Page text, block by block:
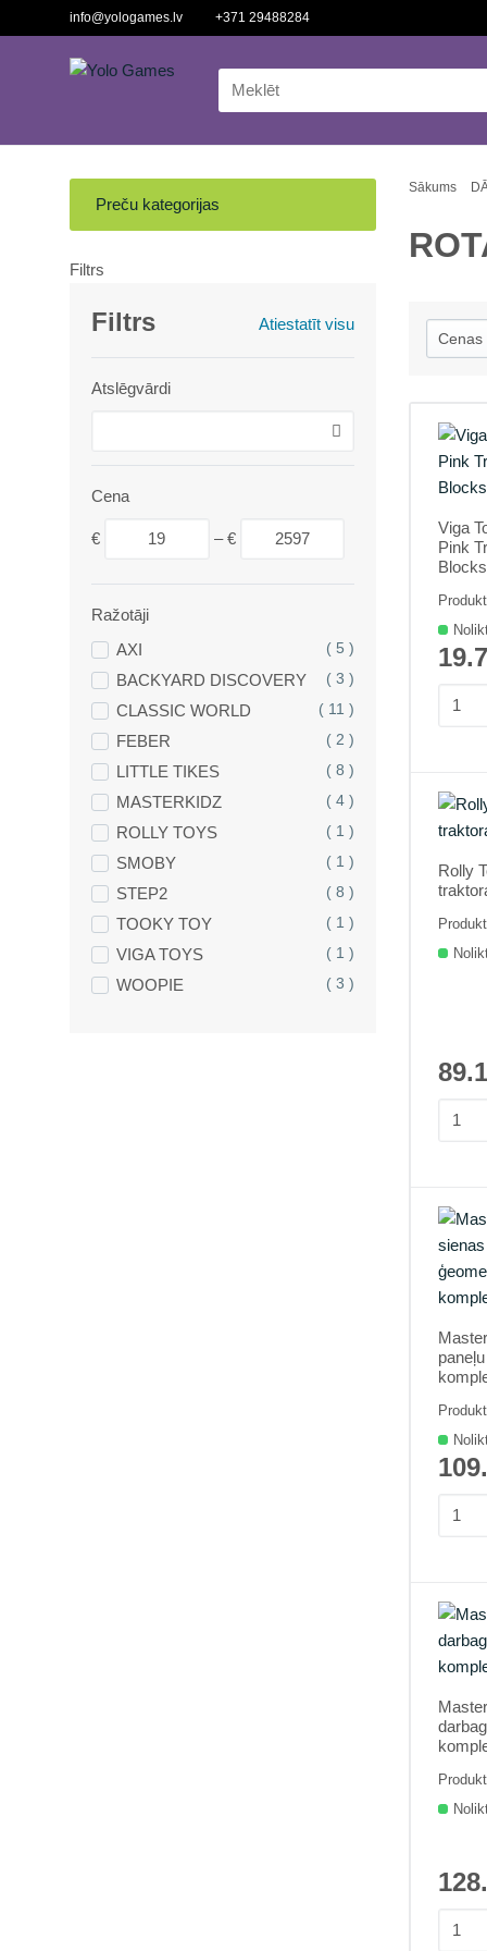
info@yologames.lv +371 29488284
Preču kategorijas
Filtrs
Filtrs Atiestatīt visu
Atslēgvārdi
Cena
€ – €
Ražotāji
AXI
( 5 )
BACKYARD DISCOVERY ( 3 )
CLASSIC WORLD ( 11 )
FEBER ( 2 )
LITTLE TIKES ( 8 )
MASTERKIDZ ( 4 )
ROLLY TOYS ( 1 )
SMOBY ( 1 )
STEP2 ( 8 )
TOOKY TOY ( 1 )
VIGA TOYS ( 1 )
WOOPIE ( 3 )
Sākums
Viga
Pink
Blocks
Rolly